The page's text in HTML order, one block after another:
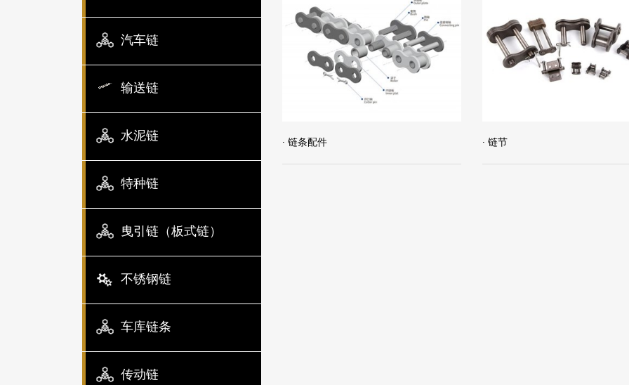
汽车链
输送链
水泥链
特种链
曳引链（板式链）
不锈钢链
车库链条
传动链
· 链条配件 · 链节